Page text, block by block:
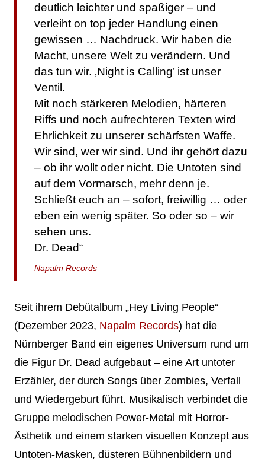
deutlich leichter und spaßiger – und
verleiht on top jeder Handlung einen
gewissen … Nachdruck. Wir haben die
Macht, unsere Welt zu verändern. Und
das tun wir. ‚Night is Calling’ ist unser
Ventil.
Mit noch stärkeren Melodien, härteren
Riffs und noch aufrechteren Texten wird
Ehrlichkeit zu unserer schärfsten Waffe.
Wir sind, wer wir sind. Und ihr gehört dazu
– ob ihr wollt oder nicht. Die Untoten sind
auf dem Vormarsch, mehr denn je.
Schließt euch an – sofort, freiwillig … oder
eben ein wenig später. So oder so – wir
sehen uns.
Dr. Dead“
Napalm Records
Seit ihrem Debütalbum „Hey Living People“
(Dezember 2023, Napalm Records) hat die
Nürnberger Band ein eigenes Universum rund um
die Figur Dr. Dead aufgebaut – eine Art untoter
Erzähler, der durch Songs über Zombies, Verfall
und Wiedergeburt führt. Musikalisch verbindet die
Gruppe melodischen Power-Metal mit Horror-
Ästhetik und einem starken visuellen Konzept aus
Untoten-Masken, düsteren Bühnenbildern und